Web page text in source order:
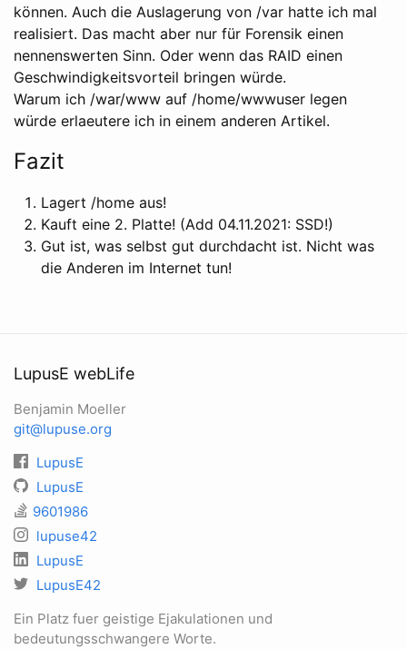
können. Auch die Auslagerung von /var hatte ich mal
realisiert. Das macht aber nur für Forensik einen
nennenswerten Sinn. Oder wenn das RAID einen
Geschwindigkeitsvorteil bringen würde.
Warum ich /war/www auf /home/wwwuser legen
würde erlaeutere ich in einem anderen Artikel.
Fazit
Lagert /home aus!
Kauft eine 2. Platte! (Add 04.11.2021: SSD!)
Gut ist, was selbst gut durchdacht ist. Nicht was
die Anderen im Internet tun!
LupusE webLife
Benjamin Moeller
git@lupuse.org
LupusE
LupusE
9601986
lupuse42
LupusE
LupusE42
Ein Platz fuer geistige Ejakulationen und
bedeutungsschwangere Worte.